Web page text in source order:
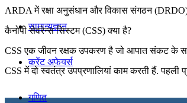
सामान्यज्ञान
करेंट अफेयर्स
गणित
ARDA में रक्षा अनुसंधान और विकास संगठन (DRDO)
कैनोपी सेवरेन्‍स सिस्‍टम (CSS) क्या है?
CSS एक जीवन रक्षक उपकरण है जो आपात संकट के
CSS में दो स्‍वतंत्र उपप्रणालियां काम करती हैं.